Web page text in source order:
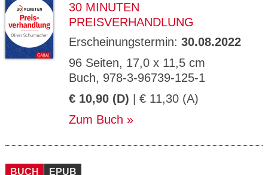
30 MINUTEN
PREISVERHANDLUNG
Erscheinungstermin: 30.08.2022
96 Seiten, 17,0 x 11,5 cm
Buch, 978-3-96739-125-1
€ 10,90 (D) | € 11,30 (A)
Zum Buch
BUCH EPUB